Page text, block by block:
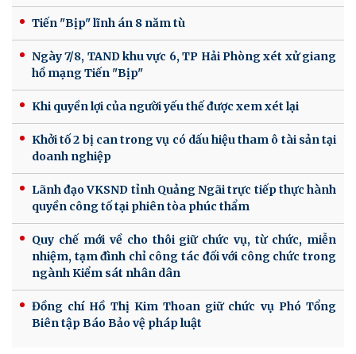
Tiến "Bịp" lĩnh án 8 năm tù
Ngày 7/8, TAND khu vực 6, TP Hải Phòng xét xử giang
hồ mạng Tiến "Bịp"
Khi quyền lợi của người yếu thế được xem xét lại
Khởi tố 2 bị can trong vụ có dấu hiệu tham ô tài sản tại
doanh nghiệp
Lãnh đạo VKSND tỉnh Quảng Ngãi trực tiếp thực hành
quyền công tố tại phiên tòa phúc thẩm
Quy chế mới về cho thôi giữ chức vụ, từ chức, miễn
nhiệm, tạm đình chỉ công tác đối với công chức trong
ngành Kiểm sát nhân dân
Đồng chí Hồ Thị Kim Thoan giữ chức vụ Phó Tổng
Biên tập Báo Bảo vệ pháp luật